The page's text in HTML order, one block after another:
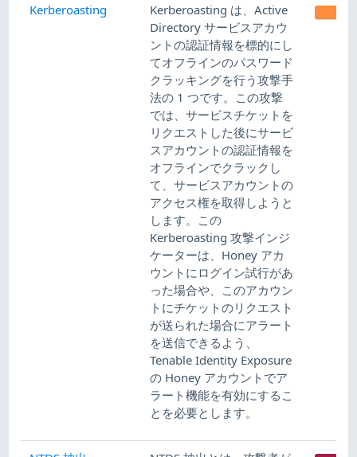
Kerberoasting
Kerberoasting は、Active
Directory サービスアカウ
ントの認証情報を標的にし
てオフラインのパスワード
クラッキングを行う攻撃手
法の 1 つです。この攻撃
では、サービスチケットを
リクエストした後にサービ
スアカウントの認証情報を
オフラインでクラックし
て、サービスアカウントの
アクセス権を取得しようと
します。この
Kerberoasting 攻撃インジ
ケーターは、Honey アカ
ウントにログイン試行があ
った場合や、このアカウン
トにチケットのリクエスト
が送られた場合にアラート
を送信できるよう、
Tenable Identity Exposure
の Honey アカウントでア
ラート機能を有効にするこ
とを必要とします。